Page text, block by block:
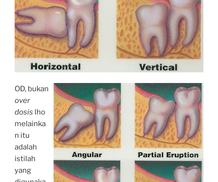
OD, bukan
over
dosis lho
melainka
n itu
adalah
istilah
yang